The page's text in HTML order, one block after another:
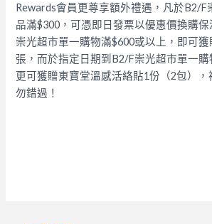
Rewards會員更尊享額外禮遇，凡於B2/F
品滿$300，可憑即日發票以優惠價換購
崇光超市單一購物滿$600或以上，即可獲
張，而於指定日期到B2/F崇光超市單一購
更可獲贈東寶堂溫感活絡貼1份（2包）
勿錯過！